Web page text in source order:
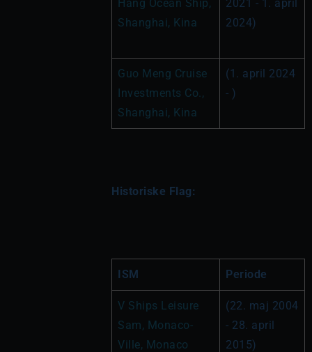
Hang Ocean Ship,
Shanghai, Kina
2021 - 1. april
2024)
Guo Meng Cruise
Investments Co.,
Shanghai, Kina
(1. april 2024
- )
Historiske Flag:
ISM Periode
V Ships Leisure
Sam, Monaco-
Ville, Monaco
(22. maj 2004
- 28. april
2015)